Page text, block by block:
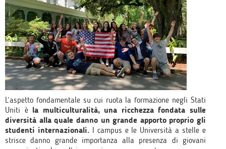
L’aspetto fondamentale su cui ruota la formazione negli Stati
Uniti è la multiculturalità, una ricchezza fondata sulle
diversità alla quale danno un grande apporto proprio gli
studenti internazionali.I campus e le Università a stelle e
strisce danno grande importanza alla presenza di giovani